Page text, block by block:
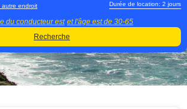
autre endroit
du conducteur est et l'âge est de 30-65
Durée de location: 2 jours
Recherche